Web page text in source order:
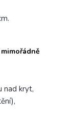
mimořádně
nad kryt,